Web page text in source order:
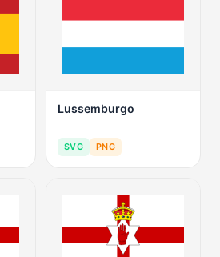
Lussemburgo
SVG PNG